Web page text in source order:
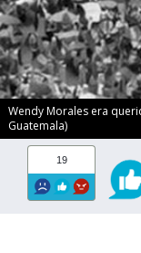
Wendy Morales era
Guatemala)
19